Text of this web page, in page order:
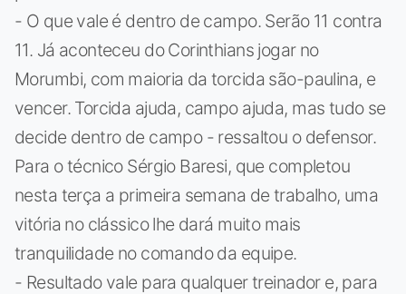
- O que vale é dentro de campo. Serão 11 contra
11. Já aconteceu do Corinthians jogar no
Morumbi, com maioria da torcida são-paulina, e
vencer. Torcida ajuda, campo ajuda, mas tudo se
decide dentro de campo - ressaltou o defensor.
Para o técnico Sérgio Baresi, que completou
nesta terça a primeira semana de trabalho, uma
vitória no clássico lhe dará muito mais
tranquilidade no comando da equipe.
- Resultado vale para qualquer treinador e, para